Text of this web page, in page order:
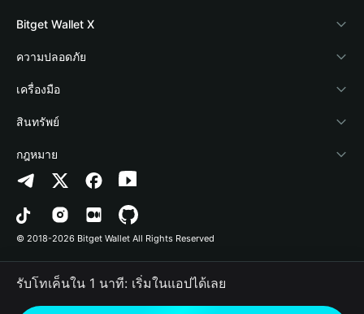
Blog
Academy
ข่าวสารด้านคริปโต
ศูนย์ช่วยเหลือ
ติดต่อเรา
ทรัพยากรข้อมูลของแบรนด์
อาชีพ
Crypto Card
Stablecoin Earn
Payfi Crypto
Crypto Swap API
Altcoin Season Index
Prediction Markets
DApp
RWA
Bitget Wallet X
นักพัฒนา
เชื่อมต่อ Wallet
Bitget Wallet Pay
ลิสต์โปรเจกต์
ความปลอดภัย
Protection Fund
เทคโนโลยีความปลอดภัย
เครื่องมือ
ซื้อคริปโต
การตรวจจับการอนุญาต
การตรวจจับสัญญา
การโอนเป็นชุด
สินทรัพย์
Arbitrum
Avalanche
Bitcoin
Polygon
กฎหมาย
นโยบายความเป็นส่วนตัว
ข้อตกลงในการใช้บริการ
© 2018-2026 Bitget Wallet All Rights Reserved
รับโทเค็นใน 1 นาที: เริ่มในแอปได้เลย